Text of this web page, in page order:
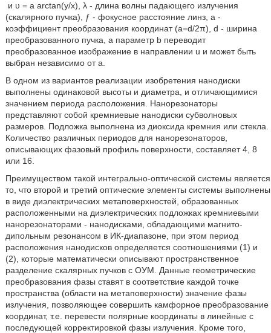
и υ = a arctan(y/х), λ - длина волны падающего излучения
(скалярного пучка), ƒ - фокусное расстояние линз, а -
коэффициент преобразования координат (а=d/2π), d - ширина
преобразованного пучка, а параметр b переводит
преобразованное изображение в направлении u и может быть
выбран независимо от а.
В одном из вариантов реализации изобретения нанодиски
выполнены одинаковой высоты и диаметра, и отличающимися
значением периода расположения. Нанорезонаторы
представляют собой кремниевые нанодиски субволновых
размеров. Подложка выполнена из диоксида кремния или стекла.
Количество различных периодов для нанорезонаторов,
описывающих фазовый профиль поверхности, составляет 4, 8
или 16.
Преимуществом такой интегрально-оптической системы является
то, что второй и третий оптические элементы системы выполнены
в виде диэлектрических метаповерхностей, образованных
расположенными на диэлектрических подложках кремниевыми
нанорезонаторами - нанодисками, обладающими магнито-
дипольным резонансом в ИК-диапазоне, при этом период
расположения нанодисков определяется соотношениями (1) и
(2), которые математически описывают пространственное
разделение скалярных пучков с ОУМ. Данные геометрические
преобразования фазы ставят в соответствие каждой точке
пространства (области на метаповерхности) значение фазы
излучения, позволяющее совершить камфорное преобразование
координат, т.е. перевести полярные координаты в линейные с
последующей корректировкой фазы излучения. Кроме того,